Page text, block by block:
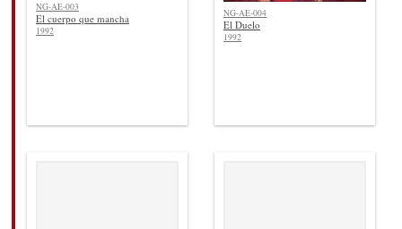
NG-AE-003
El cuerpo que mancha
1992
NG-AE-004
El Duelo
1992